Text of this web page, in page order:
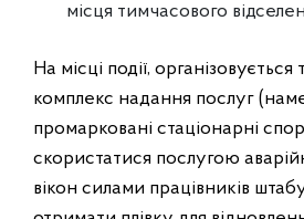
місця тимчасового
На місці події,
комплекс надання послуг
промарковані стаціонарні
скористатися послугою
вікон силами працівників